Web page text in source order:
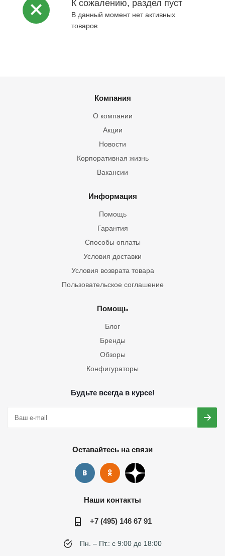
К сожалению, раздел пуст
В данный момент нет активных
товаров
Компания
О компании
Акции
Новости
Корпоративная жизнь
Вакансии
Информация
Помощь
Гарантия
Способы оплаты
Условия доставки
Условия возврата товара
Пользовательское соглашение
Помощь
Блог
Бренды
Обзоры
Конфигураторы
Будьте всегда в курсе!
Оставайтесь на связи
Наши контакты
+7 (495) 146 67 91
Пн. – Пт.: с 9:00 до 18:00